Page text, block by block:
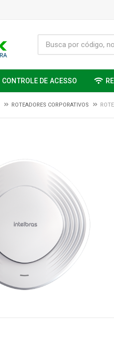
CONTROLE DE ACESSO
ROTEADORES CORPORATIVOS